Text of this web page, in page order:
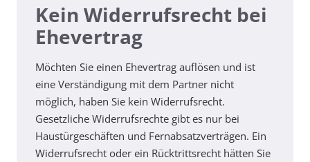
Kein Widerrufsrecht bei
Ehevertrag
Möchten Sie einen Ehevertrag auflösen und ist
eine Verständigung mit dem Partner nicht
möglich, haben Sie kein Widerrufsrecht.
Gesetzliche Widerrufsrechte gibt es nur bei
Haustürgeschäften und Fernabsatzverträgen. Ein
Widerrufsrecht oder ein Rücktrittsrecht hätten Sie